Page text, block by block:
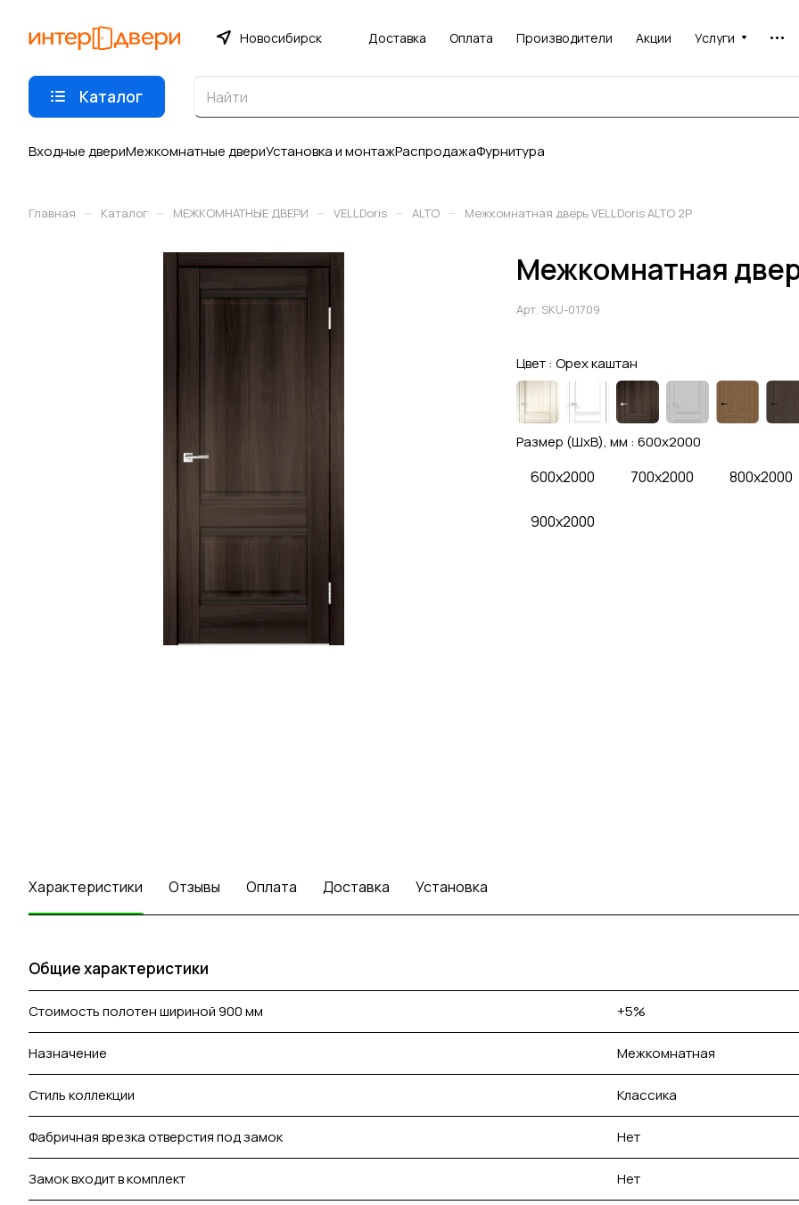
Новосибирск Доставка Оплата Производители Акции Услуги
Каталог
Входные двериМежкомнатные двериУстановка и монтажРаспродажаФурнитура
Главная – Каталог – МЕЖКОМНАТНЫЕ ДВЕРИ – VELLDoris – ALTO – Межкомнатная дверь VELLDoris ALTO 2P
Межкомнатная
Арт. SKU-01709
Цвет : Орех каштан
Размер (ШхВ), мм : 600x2000
600x2000 700x2000 800x2000
900x2000
Характеристики Отзывы Оплата Доставка Установка
Общие характеристики
Стоимость полотен шириной 900 мм +5%
Назначение Межкомнатная
Стиль коллекции Классика
Фабричная врезка отверстия под замок Нет
Замок входит в комплект Нет